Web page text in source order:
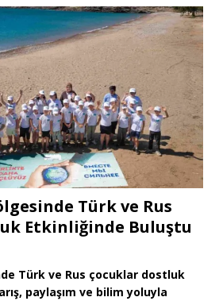
Türk ve Rus
Etkinliğinde Buluştu
Türk ve Rus çocuklar dostluk
paylaşım ve bilim yoluyla